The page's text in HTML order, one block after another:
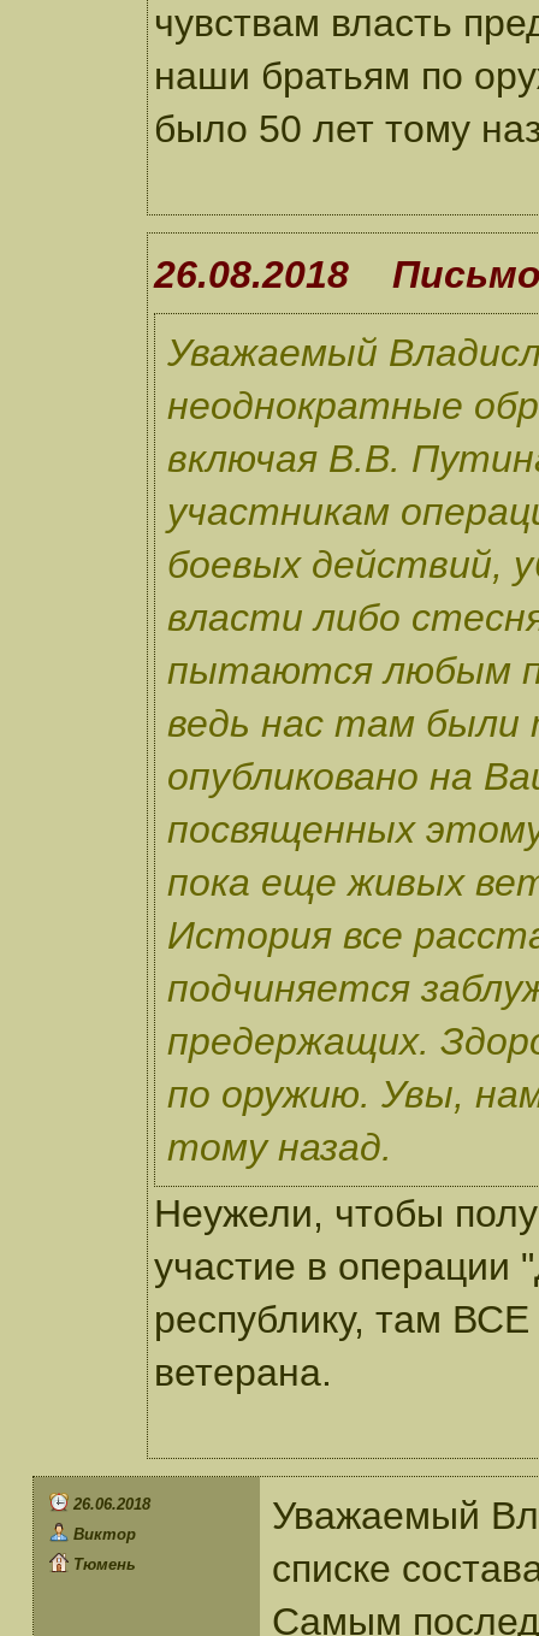
чувствам власть
наши братьям по
было 50 лет тому
26.08.2018
Уважаемый
неоднократные
включая В.В.
участникам
боевых действий,
власти либо
пытаются любым
ведь нас там
опубликовано на
посвященных
пока еще живых
История все
подчиняется
предержащих.
по оружию. Увы,
тому назад.
Неужели, чтобы
участие в
республику, там
ветерана.
26.06.2018
Виктор
Тюмень
Уважаемый
списке
Самым